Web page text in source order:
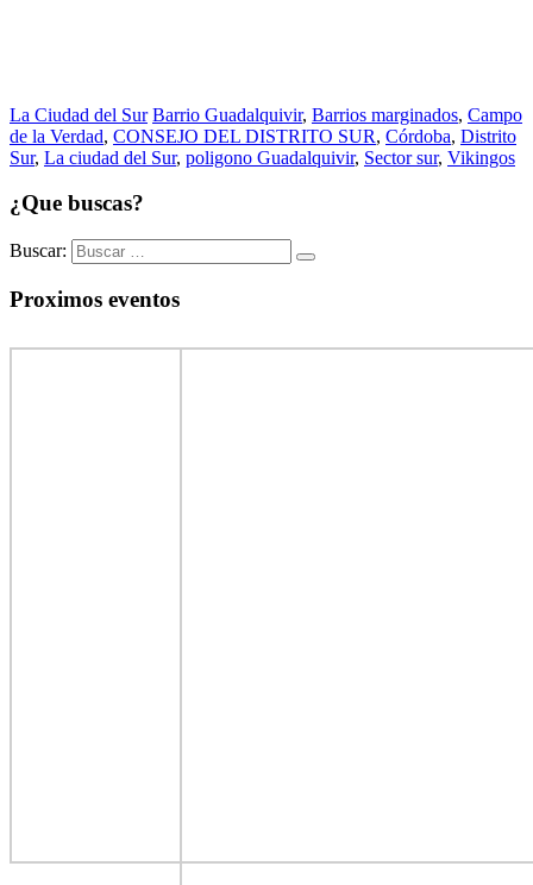
La Ciudad del Sur Barrio Guadalquivir, Barrios marginados, Campo
de la Verdad, CONSEJO DEL DISTRITO SUR, Córdoba, Distrito
Sur, La ciudad del Sur, poligono Guadalquivir, Sector sur, Vikingos
¿Que buscas?
Buscar:
Proximos eventos